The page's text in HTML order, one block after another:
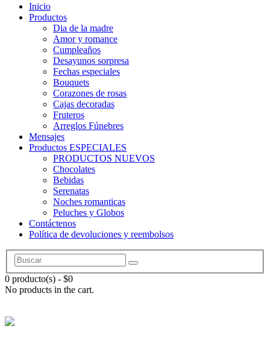
Inicio
Productos
Dia de la madre
Amor y romance
Cumpleaños
Desayunos sorpresa
Fechas especiales
Bouquets
Corazones de rosas
Cajas decoradas
Fruteros
Arreglos Fúnebres
Mensajes
Productos ESPECIALES
PRODUCTOS NUEVOS
Chocolates
Bebidas
Serenatas
Noches romanticas
Peluches y Globos
Contáctenos
Política de devoluciones y reembolsos
0 producto(s) - $0
No products in the cart.